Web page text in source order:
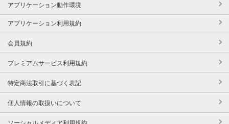
アプリケーション動作環境
アプリケーション利用規約
会員規約
プレミアムサービス利用規約
特定商法取引に基づく表記
個人情報の取扱いについて